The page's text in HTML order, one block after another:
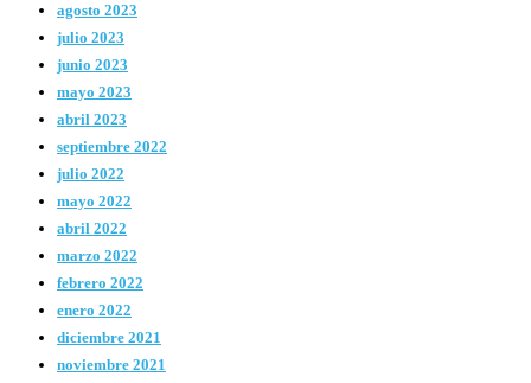
agosto 2023
julio 2023
junio 2023
mayo 2023
abril 2023
septiembre 2022
julio 2022
mayo 2022
abril 2022
marzo 2022
febrero 2022
enero 2022
diciembre 2021
noviembre 2021